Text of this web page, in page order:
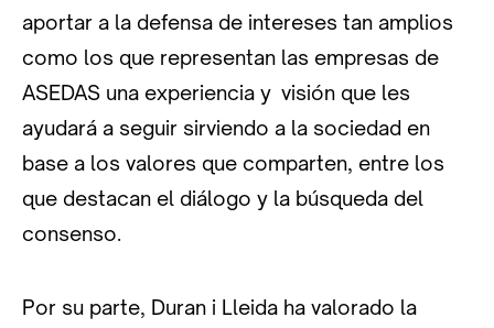
aportar a la defensa de intereses tan amplios
como los que representan las empresas de
ASEDAS una experiencia y visión que les
ayudará a seguir sirviendo a la sociedad en
base a los valores que comparten, entre los
que destacan el diálogo y la búsqueda del
consenso.
Por su parte, Duran i Lleida ha valorado la